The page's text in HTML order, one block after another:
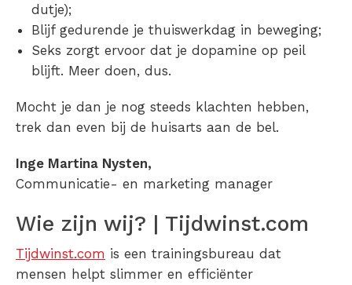
dutje);
Blijf gedurende je thuiswerkdag in beweging;
Seks zorgt ervoor dat je dopamine op peil
blijft. Meer doen, dus.
Mocht je dan je nog steeds klachten hebben,
trek dan even bij de huisarts aan de bel.
Inge Martina Nysten,
Communicatie- en marketing manager
Wie zijn wij? | Tijdwinst.com
Tijdwinst.com is een trainingsbureau dat
mensen helpt slimmer en efficiënter